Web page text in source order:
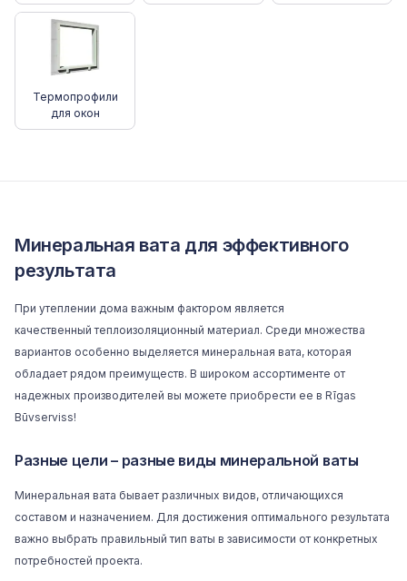
Термопрофили
для окон
Минеральная вата для эффективного
результата
При утеплении дома важным фактором является
качественныйтеплоизоляционный материал. Среди множества
вариантов особенно выделяется минеральная вата, которая
обладает рядом преимуществ. В широком ассортименте от
надежных производителей вы можете приобрести ее в Rīgas
Būvserviss!
Разные цели – разные виды минеральной ваты
Минеральная вата бывает различных видов, отличающихся
составом и назначением. Для достижения оптимального результата
важно выбрать правильный тип ваты в зависимости от конкретных
потребностей проекта.